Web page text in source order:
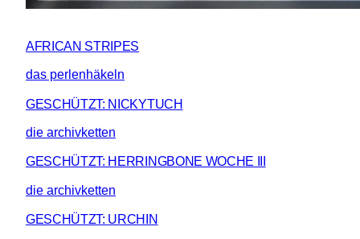
AFRICAN STRIPES
das perlenhäkeln
GESCHÜTZT: NICKYTUCH
die archivketten
GESCHÜTZT: HERRINGBONE WOCHE III
die archivketten
GESCHÜTZT: URCHIN